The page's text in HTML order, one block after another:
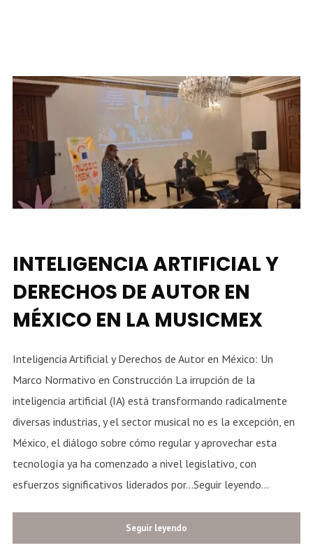
INTELIGENCIA ARTIFICIAL Y
DERECHOS DE AUTOR EN
MÉXICO EN LA MUSICMEX
Inteligencia Artificial y Derechos de Autor en México: Un
Marco Normativo en Construcción La irrupción de la
inteligencia artificial (IA) está transformando radicalmente
diversas industrias, y el sector musical no es la excepción, en
México, el diálogo sobre cómo regular y aprovechar esta
tecnología ya ha comenzado a nivel legislativo, con
esfuerzos significativos liderados por...Seguir leyendo...
Seguir leyendo